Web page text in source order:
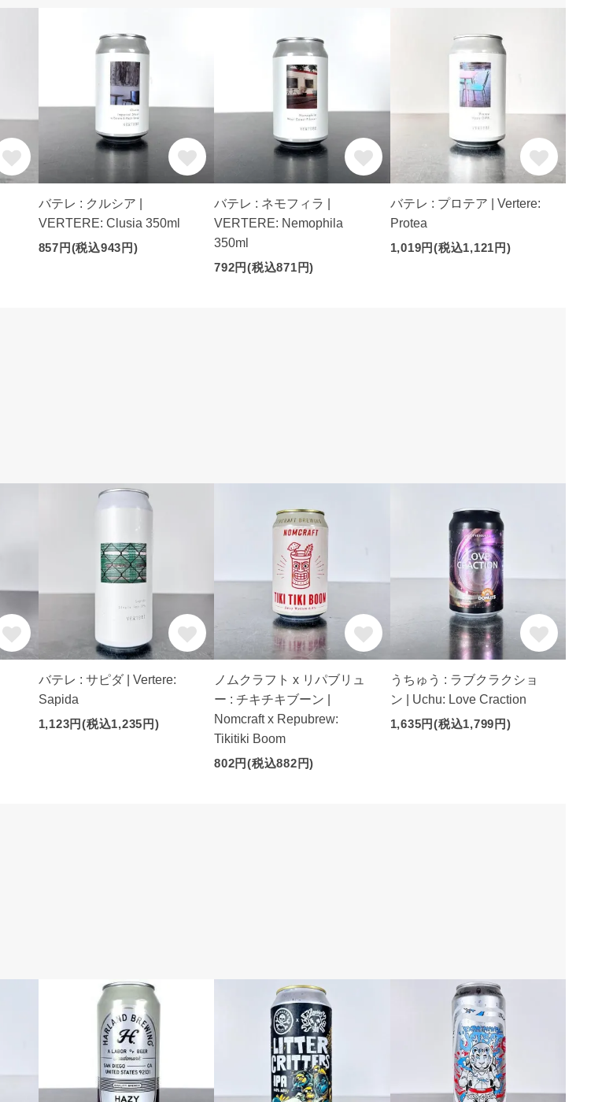
バテレ : クルシア |
VERTERE: Clusia 350ml
857円(税込943円)
バテレ : ネモフィラ |
VERTERE: Nemophila
350ml
792円(税込871円)
バテレ : プロテア | Vertere:
Protea
1,019円(税込1,121円)
バテレ : サピダ | Vertere:
Sapida
1,123円(税込1,235円)
ノムクラフト x リパブリュ
ー : チキチキブーン |
Nomcraft x Repubrew:
Tikitiki Boom
802円(税込882円)
うちゅう : ラブクラクショ
ン | Uchu: Love Craction
1,635円(税込1,799円)